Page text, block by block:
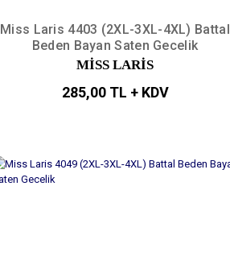
Miss Laris 4403 (2XL-3XL-4XL) Battal
Beden Bayan Saten Gecelik
MİSS LARİS
285,00 TL + KDV